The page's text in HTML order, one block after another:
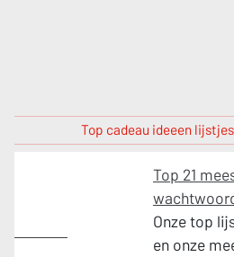
Top cadeau ideeen
Top 21
Onze top
en onze